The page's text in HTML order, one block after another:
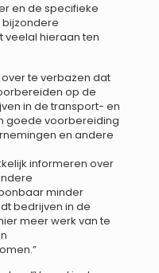
en de specifieke
veelal hieraan ten
te verbazen dat
op de
in de transport- en
goede voorbereiding
en andere
informeren over
minder
bedrijven in de
meer werk van te